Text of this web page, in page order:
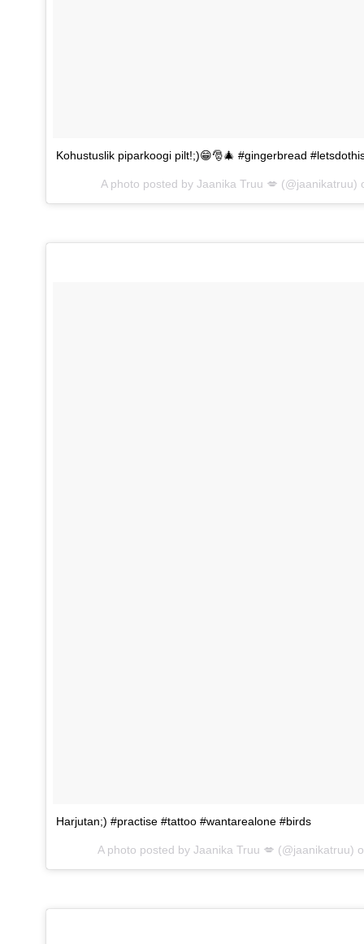
Kohustuslik piparkoogi pilt!;)😁🎅🎄 #gingerbread
A photo posted by Jaanika Truu 💋 (@jaanikatruu)
Harjutan;) #practise #tattoo #wantarealone #birds
A photo posted by Jaanika Truu 💋 (@jaanikatruu)